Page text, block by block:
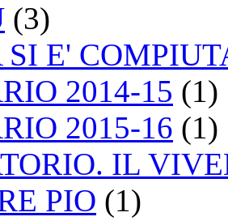
(3)
SI E'
2014-15 (1)
2015-16 (1)
IL
PIO (1)